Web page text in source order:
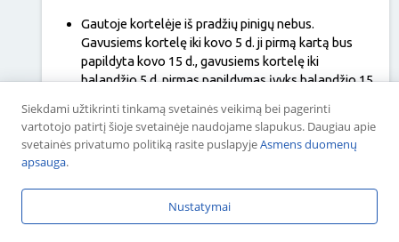
Gautoje kortelėje iš pradžių pinigų nebus.
Gavusiems kortelę iki kovo 5 d. ji pirmą kartą bus
papildyta kovo 15 d., gavusiems kortelę iki
balandžio 5 d. pirmas papildymas įvyks balandžio 15
žmonėms vyks birželio 15 d.
Jeigu tarp aukščiau paminėtų savivaldybių jūsų
gyvenamosios vietos nėra, dėl kortelių išdavimo
proceso ir tvarkos turite kreiptis į vietos Socialinių
paslaugų centrą ar seniūnijos socialinį darbuotoją.
Siekdami užtikrinti tinkamą svetainės veikimą bei pagerinti
vartotojo patirtį šioje svetainėje naudojame slapukus. Daugiau apie
svetainės privatumo politiką rasite puslapyjeAsmens duomenų
apsauga.
Nustatymai